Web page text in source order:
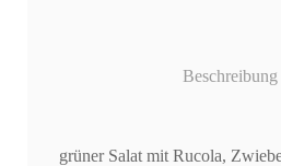
Beschreibung
grüner Salat mit Rucola,